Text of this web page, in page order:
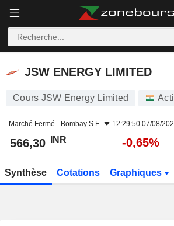
JSW ENERGY LIMITED
JSW ENERGY LIMITED
Cours JSW Energy Limited
Marché Fermé - Bombay S.E. 12:29:50 07/08/
566,30 INR -0,65%
Synthèse Cotations Graphiques